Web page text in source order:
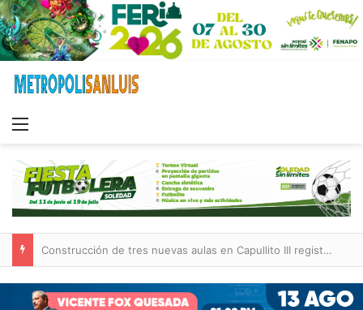
Construcción de tres nuevas aulas en Capullito III registra avances en Soledad